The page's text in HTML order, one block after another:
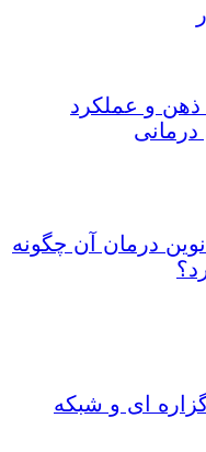
ذهن و عملکرد
درمانی
درمان آن چگونه
ای و شبکه